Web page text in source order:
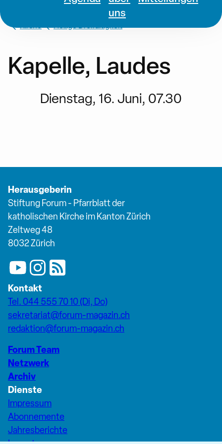
uns
Kirche Heilige Dreifaltigkeit
Kapelle, Laudes
Dienstag, 16. Juni, 07.30
Herausgeberin
Stiftung Forum - Pfarrblatt der
katholischen Kirche im Kanton Zürich
Zeltweg 48
8032 Zürich
Kontakt
Tel. 044 555 70 10 (Di, Do)
sekretariat@forum-magazin.ch
redaktion@forum-magazin.ch
Forum Team
Netzwerk
Archiv
Dienste
Impressum
Abonnemente
Jahresberichte